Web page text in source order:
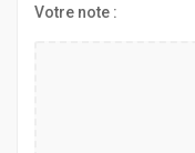
Votre note :